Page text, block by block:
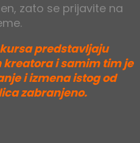
zato se prijavite na
predstavljaju
i samim tim je
i izmena istog od
zabranjeno.